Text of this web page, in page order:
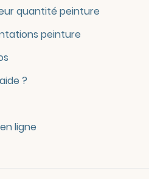
quantité peinture
peinture
?
ligne